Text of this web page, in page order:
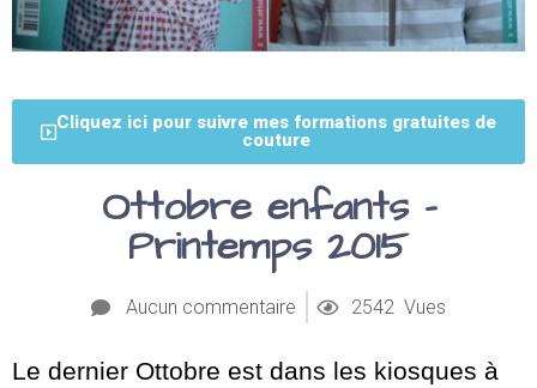
Cliquez ici pour suivre mes formations gratuites de
couture
Ottobre enfants –
Printemps 2015
Aucun commentaire 2542 Vues
Le dernier Ottobre est dans les kiosques à